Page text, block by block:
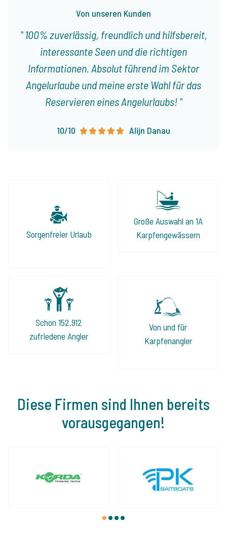
Von unseren Kunden
100% zuverlässig, freundlich und hilfsbereit,
interessante Seen und die richtigen
Informationen. Absolut führend im Sektor
Angelurlaube und meine erste Wahl für das
Reservieren eines Angelurlaubs!
10/10 Alijn Danau
Sorgenfreier Urlaub
Große Auswahl an 1A
Karpfengewässern
Schon 152.912
zufriedene Angler
Von und für
Karpfenangler
Diese Firmen sind Ihnen bereits
vorausgegangen!
1 2 3 4